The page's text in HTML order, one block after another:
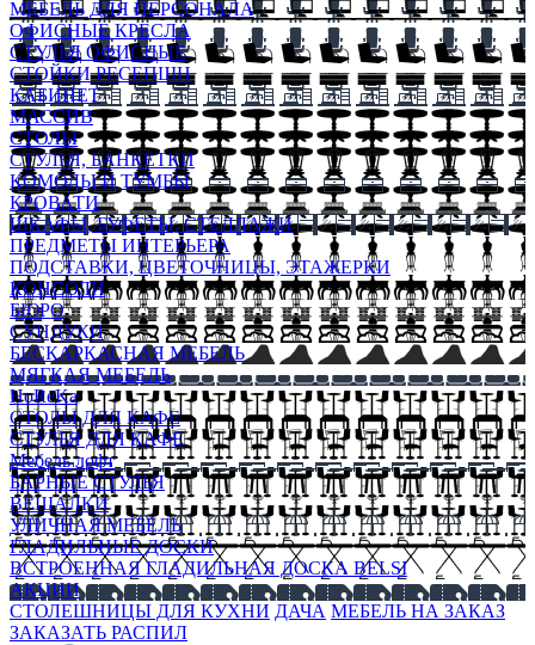
МЕБЕЛЬ ДЛЯ ПЕРСОНАЛА
ОФИСНЫЕ КРЕСЛА
СТУЛЬЯ ОФИСНЫЕ
СТОЙКИ РЕСЕПШН
КАБИНЕТ
МАССИВ
СТОЛЫ
СТУЛЬЯ, БАНКЕТКИ
КОМОДЫ И ТУМБЫ
КРОВАТИ
ШКАФЫ, БУФЕТЫ, СТЕЛЛАЖИ
ПРЕДМЕТЫ ИНТЕРЬЕРА
ПОДСТАВКИ, ЦВЕТОЧНИЦЫ, ЭТАЖЕРКИ
КОНСОЛИ
БЮРО
СУНДУКИ
БЕСКАРКАСНАЯ МЕБЕЛЬ
МЯГКАЯ МЕБЕЛЬ
HoReKa
СТОЛЫ ДЛЯ КАФЕ
СТУЛЬЯ ДЛЯ КАФЕ
Мебель лофт
БАРНЫЕ СТУЛЬЯ
ВЕШАЛКИ
УЛИЧНАЯ МЕБЕЛЬ
ГЛАДИЛЬНЫЕ ДОСКИ
ВСТРОЕННАЯ ГЛАДИЛЬНАЯ ДОСКА BELSI
АКЦИИ
СТОЛЕШНИЦЫ ДЛЯ КУХНИ ДАЧА МЕБЕЛЬ НА ЗАКАЗ
ЗАКАЗАТЬ РАСПИЛ